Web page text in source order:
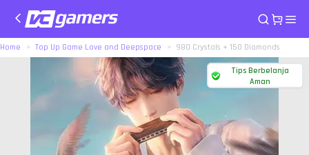
Home Top Up Game Love and Deepspace 980 Crystals + 150 Diamonds
Tips Berbelanja
Aman